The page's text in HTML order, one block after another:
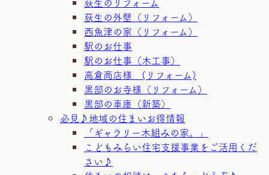
荻生の外壁（リフォーム）
西魚津の家（リフォーム）
駅のお仕事
駅のお仕事（木工事）
高倉商店様 (リフォーム)
黒部のお寺様（リフォーム）
黒部の車庫（新築）
必見♪地域の住まいお得情報
「ギャラリー木組みの家。」
こどもみらい住宅支援事業をご活用くだ
さい♪